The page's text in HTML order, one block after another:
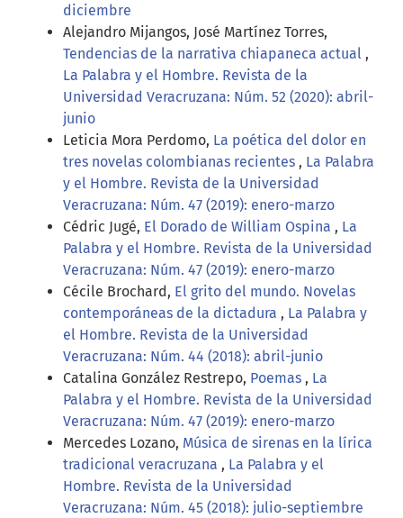
diciembre
Alejandro Mijangos, José Martínez Torres,
Tendencias de la narrativa chiapaneca actual ,
La Palabra y el Hombre. Revista de la
Universidad Veracruzana: Núm. 52 (2020): abril-
junio
Leticia Mora Perdomo, La poética del dolor en
tres novelas colombianas recientes , La Palabra
y el Hombre. Revista de la Universidad
Veracruzana: Núm. 47 (2019): enero-marzo
Cédric Jugé, El Dorado de William Ospina , La
Palabra y el Hombre. Revista de la Universidad
Veracruzana: Núm. 47 (2019): enero-marzo
Cécile Brochard, El grito del mundo. Novelas
contemporáneas de la dictadura , La Palabra y
el Hombre. Revista de la Universidad
Veracruzana: Núm. 44 (2018): abril-junio
Catalina González Restrepo, Poemas , La
Palabra y el Hombre. Revista de la Universidad
Veracruzana: Núm. 47 (2019): enero-marzo
Mercedes Lozano, Música de sirenas en la lírica
tradicional veracruzana , La Palabra y el
Hombre. Revista de la Universidad
Veracruzana: Núm. 45 (2018): julio-septiembre